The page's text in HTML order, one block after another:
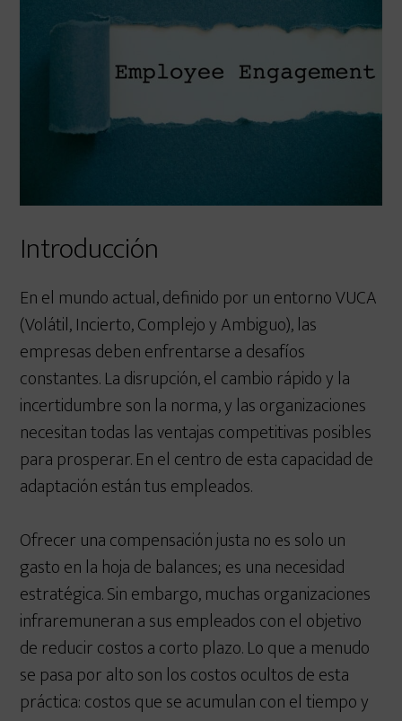
Introducción
En el mundo actual, definido por un entorno VUCA
(Volátil, Incierto, Complejo y Ambiguo), las
empresas deben enfrentarse a desafíos
constantes. La disrupción, el cambio rápido y la
incertidumbre son la norma, y las organizaciones
necesitan todas las ventajas competitivas posibles
para prosperar. En el centro de esta capacidad de
adaptación están tus empleados.
Ofrecer una compensación justa no es solo un
gasto en la hoja de balances; es una necesidad
estratégica. Sin embargo, muchas organizaciones
infraremuneran a sus empleados con el objetivo
de reducir costos a corto plazo. Lo que a menudo
se pasa por alto son los costos ocultos de esta
práctica: costos que se acumulan con el tiempo y